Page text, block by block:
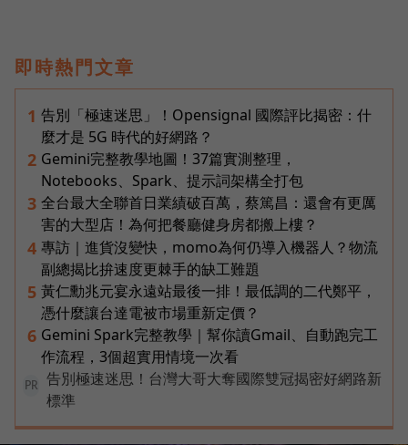
即時熱門文章
1 告別「極速迷思」！Opensignal 國際評比揭密：什
麼才是 5G 時代的好網路？
2 Gemini完整教學地圖！37篇實測整理，
Notebooks、Spark、提示詞架構全打包
3 全台最大全聯首日業績破百萬，蔡篤昌：還會有更厲
害的大型店！為何把餐廳健身房都搬上樓？
4 專訪｜進貨沒變快，momo為何仍導入機器人？物流
副總揭比拚速度更棘手的缺工難題
5 黃仁勳兆元宴永遠站最後一排！最低調的二代鄭平，
憑什麼讓台達電被市場重新定價？
6 Gemini Spark完整教學｜幫你讀Gmail、自動跑完工
作流程，3個超實用情境一次看
PR
告別極速迷思！台灣大哥大奪國際雙冠揭密好網路新
標準